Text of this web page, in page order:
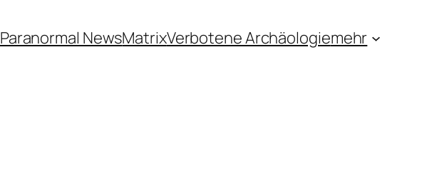
Paranormal NewsMatrixVerbotene Archäologiemehr